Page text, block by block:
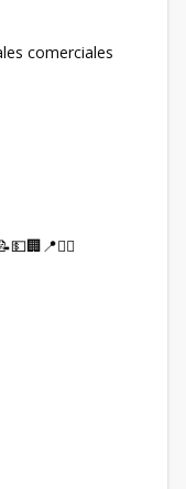
comerciales